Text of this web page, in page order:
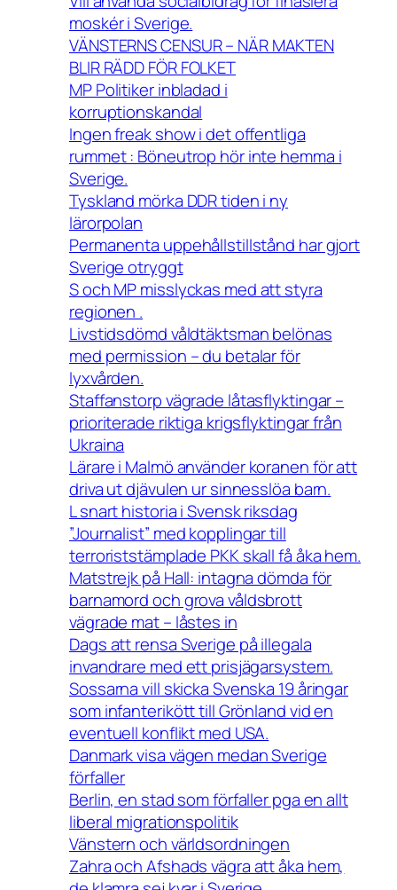
moskér i Sverige.
VÄNSTERNS CENSUR – NÄR MAKTEN
BLIR RÄDD FÖR FOLKET
MP Politiker inbladad i
korruptionskandal
Ingen freak show i det offentliga
rummet : Böneutrop hör inte hemma i
Sverige.
Tyskland mörka DDR tiden i ny
lärorpolan
Permanenta uppehållstillstånd har gjort
Sverige otryggt
S och MP misslyckas med att styra
regionen .
Livstidsdömd våldtäktsman belönas
med permission – du betalar för
lyxvården.
Staffanstorp vägrade låtasflyktingar –
prioriterade riktiga krigsflyktingar från
Ukraina
Lärare i Malmö använder koranen för att
driva ut djävulen ur sinnesslöa barn.
L snart historia i Svensk riksdag
”Journalist” med kopplingar till
terroriststämplade PKK skall få åka hem.
Matstrejk på Hall: intagna dömda för
barnamord och grova våldsbrott
vägrade mat – låstes in
Dags att rensa Sverige på illegala
invandrare med ett prisjägarsystem.
Sossarna vill skicka Svenska 19 åringar
som infanterikött till Grönland vid en
eventuell konflikt med USA.
Danmark visa vägen medan Sverige
förfaller
Berlin, en stad som förfaller pga en allt
liberal migrationspolitik
Vänstern och världsordningen
Zahra och Afshads vägra att åka hem,